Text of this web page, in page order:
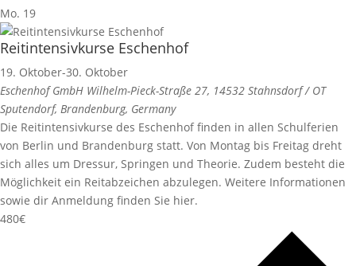
Mo. 19
Reitintensivkurse Eschenhof
19. Oktober-30. Oktober
Eschenhof GmbH Wilhelm-Pieck-Straße 27, 14532 Stahnsdorf / OT
Sputendorf, Brandenburg, Germany
Die Reitintensivkurse des Eschenhof finden in allen Schulferien
von Berlin und Brandenburg statt. Von Montag bis Freitag dreht
sich alles um Dressur, Springen und Theorie. Zudem besteht die
Möglichkeit ein Reitabzeichen abzulegen. Weitere Informationen
sowie dir Anmeldung finden Sie hier.
480€